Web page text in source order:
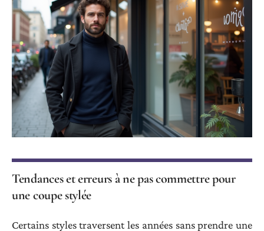
Tendances et erreurs à ne pas commettre pour
une coupe stylée
Certains styles traversent les années sans prendre une